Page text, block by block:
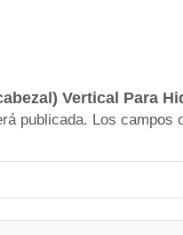
P
i
d
Vertical Para
publicada. Los campos